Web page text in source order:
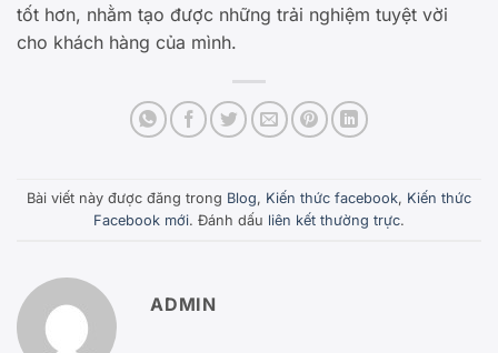
tốt hơn, nhằm tạo được những trải nghiệm tuyệt vời
cho khách hàng của mình.
Bài viết này được đăng trong Blog, Kiến thức facebook, Kiến thức
Facebook mới. Đánh dấu liên kết thường trực.
ADMIN